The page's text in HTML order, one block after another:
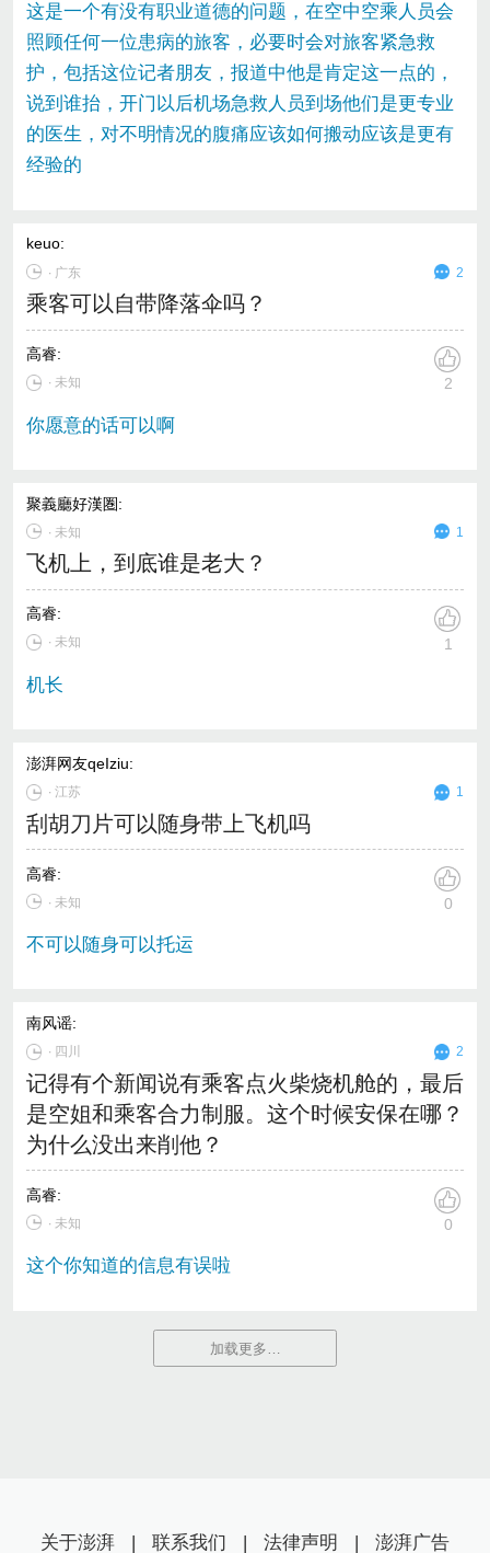
这是一个有没有职业道德的问题，在空中空乘人员会
照顾任何一位患病的旅客，必要时会对旅客紧急救
护，包括这位记者朋友，报道中他是肯定这一点的，
说到谁抬，开门以后机场急救人员到场他们是更专业
的医生，对不明情况的腹痛应该如何搬动应该是更有
经验的
keuo:
∙ 广东 2
乘客可以自带降落伞吗？
高睿:
∙ 未知 2
你愿意的话可以啊
聚義廳好漢圏:
∙ 未知 1
飞机上，到底谁是老大？
高睿:
∙ 未知 1
机长
澎湃网友qeIziu:
∙江苏 1
刮胡刀片可以随身带上飞机吗
高睿:
∙ 未知 0
不可以随身可以托运
南风谣:
∙ 四川 2
记得有个新闻说有乘客点火柴烧机舱的，最后
是空姐和乘客合力制服。这个时候安保在哪？
为什么没出来削他？
高睿:
∙ 未知 0
这个你知道的信息有误啦
加载更多…
关于澎湃 | 联系我们 | 法律声明 | 澎湃广告